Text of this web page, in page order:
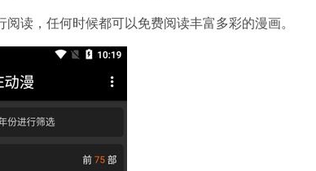
读，任何时候都可以免费阅读丰富多彩的漫画。